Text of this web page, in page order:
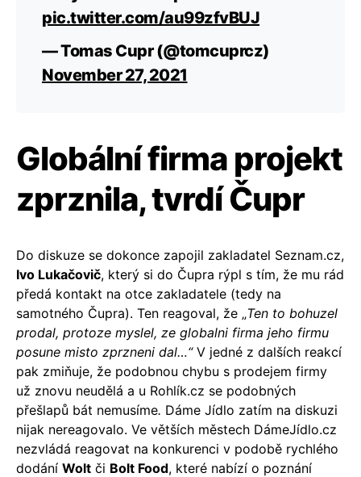
pic.twitter.com/au99zfvBUJ
— Tomas Cupr (@tomcuprcz)
November 27, 2021
Globální firma projekt
zprznila, tvrdí Čupr
Do diskuze se dokonce zapojil zakladatel Seznam.cz,
Ivo Lukačovič, který si do Čupra rýpl s tím, že mu rád
předá kontakt na otce zakladatele (tedy na
samotného Čupra). Ten reagoval, že „Ten to bohuzel
prodal, protoze myslel, ze globalni firma jeho firmu
posune misto zprzneni dal…“V jedné z dalších reakcí
pak zmiňuje, že podobnou chybu s prodejem firmy
už znovu neudělá a u Rohlík.cz se podobných
přešlapů bát nemusíme. Dáme Jídlo zatím na diskuzi
nijak nereagovalo. Ve větších městech DámeJídlo.cz
nezvládá reagovat na konkurenci v podobě rychlého
dodání Wolt či Bolt Food, které nabízí o poznání